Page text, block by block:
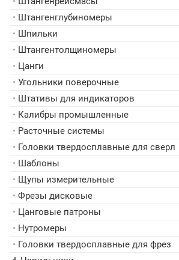
• Штангенглубиномеры
• Шпильки
• Штангентолщиномеры
• Цанги
• Угольники поверочные
• Штативы для индикаторов
• Калибры промышленные
• Расточные системы
• Головки твердосплавные для сверл
• Шаблоны
• Щупы измерительные
• Фрезы дисковые
• Цанговые патроны
• Нутромеры
• Головки твердосплавные для фрез